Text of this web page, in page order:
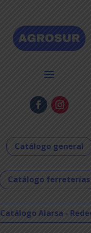
Catálogo general
Catálogo ferreterías
Catálogo Alarsa -